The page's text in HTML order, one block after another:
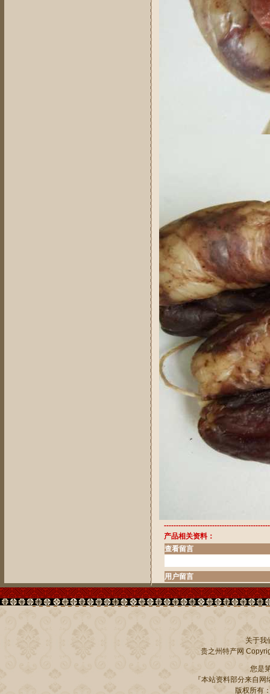
产品相关资料：
查看留言
用户留言
关于我
贵之州特产网
您是
『本站资料部分来自
版权所有